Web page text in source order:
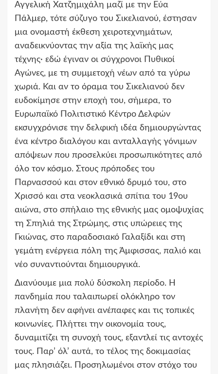
Αγγελική Χατζημιχάλη μαζί με την Εύα
Πάλμερ, τότε σύζυγο του Σικελιανού, έστησαν
μια ονομαστή έκθεση χειροτεχνημάτων,
αναδεικνύοντας την αξία της λαϊκής μας
τέχνης· εδώ έγιναν οι σύγχρονοι Πυθικοί
Αγώνες, με τη συμμετοχή νέων από τα γύρω
χωριά. Και αν το όραμα του Σικελιανού δεν
ευδοκίμησε στην εποχή του, σήμερα, το
Ευρωπαϊκό Πολιτιστικό Κέντρο Δελφών
εκσυγχρόνισε την δελφική ιδέα δημιουργώντας
ένα κέντρο διαλόγου και ανταλλαγής γόνιμων
απόψεων που προσελκύει προσωπικότητες από
όλο τον κόσμο. Στους πρόποδες του
Παρνασσού και στον εθνικό δρυμό του, στο
Χρισσό και στα νεοκλασικά σπίτια του 19ου
αιώνα, στο σπήλαιο της εθνικής μας ομοψυχίας
τη Σπηλιά της Στρώμης, στις υπώρειες της
Γκιώνας, στο παραδοσιακό Γαλαξίδι και στη
γεμάτη ενέργεια πόλη της Άμφισσας, παλιό και
νέο συναντιούνται δημιουργικά.
Διανύουμε μια πολύ δύσκολη περίοδο. Η
πανδημία που ταλαιπωρεί ολόκληρο τον
πλανήτη δεν αφήνει ανέπαφες και τις τοπικές
κοινωνίες. Πλήττει την οικονομία τους,
δυναμιτίζει τη συνοχή τους, εξαντλεί τις αντοχές
τους. Παρ’ όλ’ αυτά, το τέλος της δοκιμασίας
μας πλησιάζει. Προσηλωμένοι στον στόχο του